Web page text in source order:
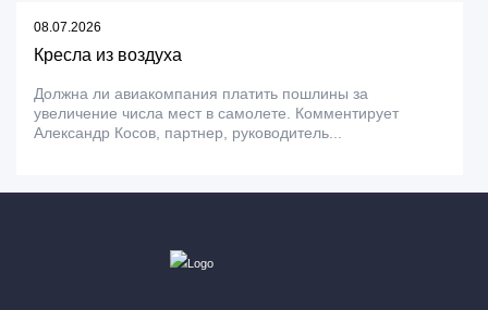
08.07.2026
Кресла из воздуха
Должна ли авиакомпания платить пошлины за
увеличение числа мест в самолете. Комментирует
Александр Косов, партнер, руководитель...